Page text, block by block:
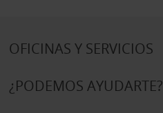
OFICINAS Y SERVICIOS
¿PODEMOS AYUDARTE?